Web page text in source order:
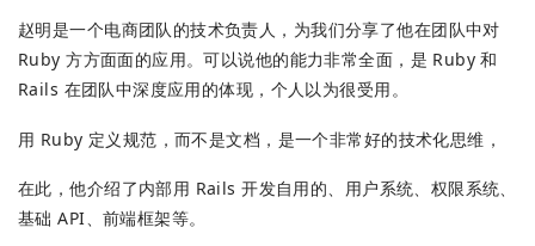
赵明是一个电商团队的技术负责人，为我们分享了他在团队中对
Ruby 方方面面的应用。可以说他的能力非常全面，是 Ruby 和
Rails 在团队中深度应用的体现，个人以为很受用。
用 Ruby 定义规范，而不是文档，是一个非常好的技术化思维，
在此，他介绍了内部用 Rails 开发自用的、用户系统、权限系统、
基础 API、前端框架等。